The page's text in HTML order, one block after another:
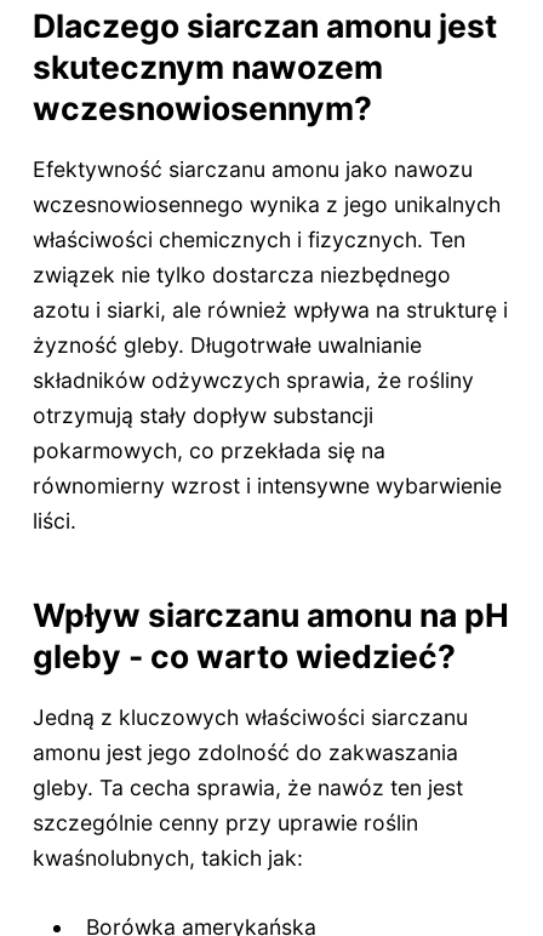
Dlaczego siarczan amonu jest
skutecznym nawozem
wczesnowiosennym?
Efektywność siarczanu amonu jako nawozu
wczesnowiosennego wynika z jego unikalnych
właściwości chemicznych i fizycznych. Ten
związek nie tylko dostarcza niezbędnego
azotu i siarki, ale również wpływa na strukturę i
żyzność gleby. Długotrwałe uwalnianie
składników odżywczych sprawia, że rośliny
otrzymują stały dopływ substancji
pokarmowych, co przekłada się na
równomierny wzrost i intensywne wybarwienie
liści.
Wpływ siarczanu amonu na pH
gleby - co warto wiedzieć?
Jedną z kluczowych właściwości siarczanu
amonu jest jego zdolność do zakwaszania
gleby. Ta cecha sprawia, że nawóz ten jest
szczególnie cenny przy uprawie roślin
kwaśnolubnych, takich jak:
Borówka amerykańska